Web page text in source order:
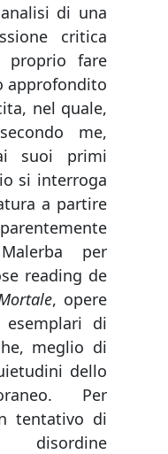
di una
critica
fare
approfondito
nel quale,
me,
suoi primi
si interroga
a partire
per
reading de
, opere
di
meglio di
dello
Per
tentativo di